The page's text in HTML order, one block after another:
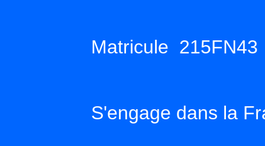
Matricule 215FN43
S'engage dans la